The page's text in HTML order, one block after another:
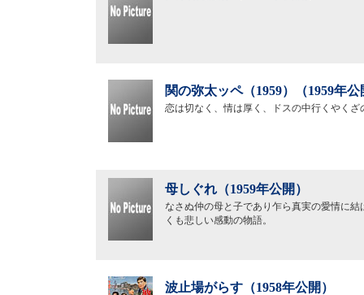
関の弥太ッペ（1959）（1959年公
恋は切なく、情は厚く、ドスの中行くやく
母しぐれ（1959年公開）
なさぬ仲の母と子であり乍ら真実の愛情に
くも悲しい感動の物語。
波止場がらす（1958年公開）